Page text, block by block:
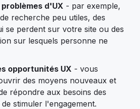
d'UX - par exemple,
recherche peu utiles, des
se perdent sur votre site ou des
sur lesquels personne ne
opportunités UX - vous
des moyens nouveaux et
répondre aux besoins des
stimuler l'engagement.